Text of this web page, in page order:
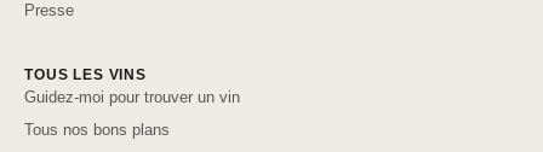
Presse
TOUS LES VINS
Guidez-moi pour trouver un vin
Tous nos bons plans